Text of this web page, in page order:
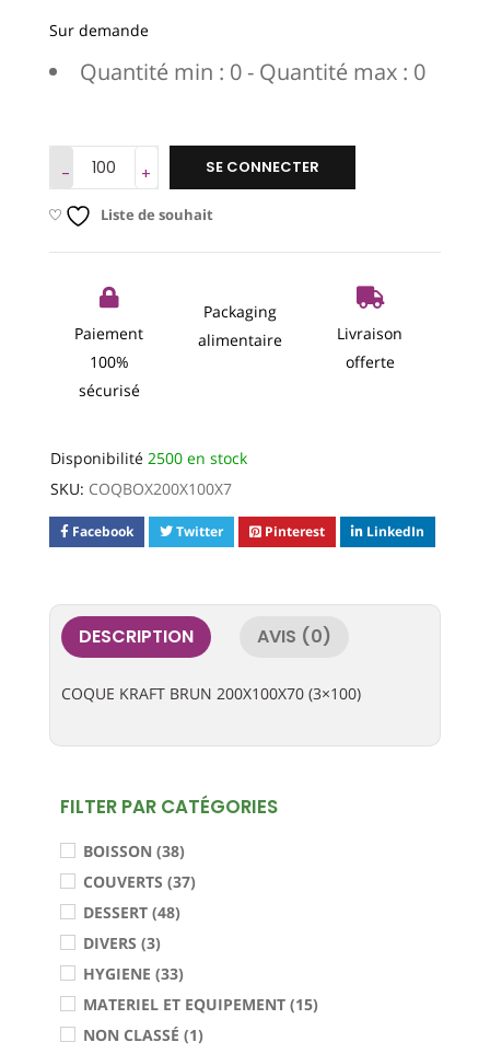
FILTER PAR CATÉGORIES
BOISSON (38)
COUVERTS (37)
DESSERT (48)
DIVERS (3)
HYGIENE (33)
MATERIEL ET EQUIPEMENT (15)
NON CLASSÉ (1)
Sur demande
Quantité min : 0 - Quantité max : 0
SE CONNECTER
Liste de souhait
Paiement
100%
sécurisé
Packaging
alimentaire
Livraison
offerte
Disponibilité 2500 en stock
SKU: COQBOX200X100X7
Facebook Twitter Pinterest LinkedIn
DESCRIPTION AVIS (0)
COQUE KRAFT BRUN 200X100X70 (3×100)